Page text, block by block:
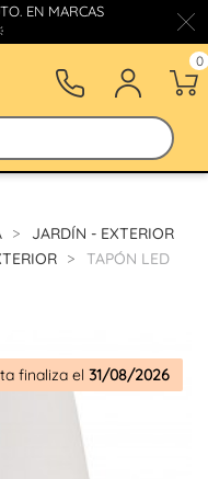
EN MARCAS
0
JARDÍN - EXTERIOR
TAPÓN LED
finaliza el 31/08/2026